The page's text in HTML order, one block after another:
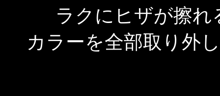
ラクにヒザが擦
カラーを全部取り外